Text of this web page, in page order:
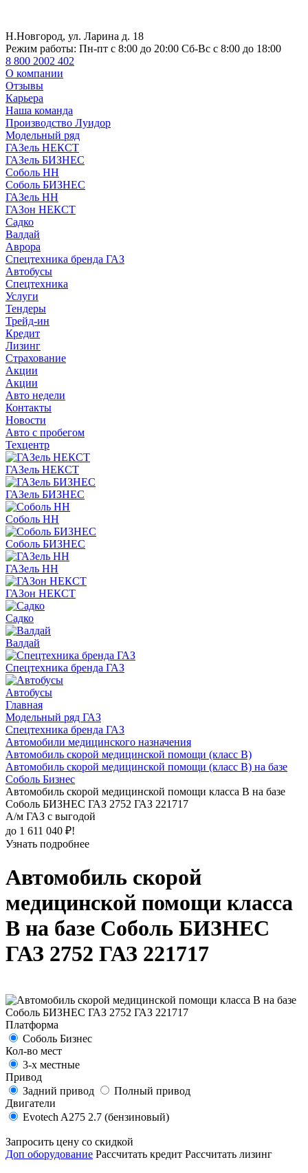
Н.Новгород, ул. Ларина д. 18
Режим работы: Пн-пт с 8:00 до 20:00 Сб-Вс с 8:00 до 18:00
8 800 2002 402
О компании
Отзывы
Карьера
Наша команда
Производство Луидор
Модельный ряд
ГАЗель НЕКСТ
ГАЗель БИЗНЕС
Соболь НН
Соболь БИЗНЕС
ГАЗель НН
ГАЗон НЕКСТ
Садко
Валдай
Аврора
Спецтехника бренда ГАЗ
Автобусы
Спецтехника
Услуги
Тендеры
Трейд-ин
Кредит
Лизинг
Страхование
Акции
Акции
Авто недели
Контакты
Новости
Авто с пробегом
Техцентр
ГАЗель НЕКСТ
ГАЗель БИЗНЕС
Соболь НН
Соболь БИЗНЕС
ГАЗель НН
ГАЗон НЕКСТ
Садко
Валдай
Спецтехника бренда ГАЗ
Автобусы
Главная
Модельный ряд ГАЗ
Спецтехника бренда ГАЗ
Автомобили медицинского назначения
Автомобиль скорой медицинской помощи (класс В)
Автомобиль скорой медицинской помощи (класс В) на базе
Соболь Бизнес
Автомобиль скорой медицинской помощи класса В на базе
Соболь БИЗНЕС ГАЗ 2752 ГАЗ 221717
А/м ГАЗ с выгодой
до 1 611 040 ₽!
Узнать подробнее
Автомобиль скорой
медицинской помощи класса
В на базе Соболь БИЗНЕС
ГАЗ 2752 ГАЗ 221717
Платформа
Соболь Бизнес
Кол-во мест
3-х местные
Привод
Задний привод
Полный привод
Двигатели
Evotech A275 2.7 (бензиновый)
Запросить цену со скидкой
Доп оборудование Рассчитать кредит Рассчитать лизинг